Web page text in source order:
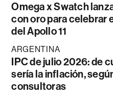
Omega x Swatch
con oro para celebrar
del Apollo 11
ARGENTINA
IPC de julio 2026: de
sería la inflación,
consultoras